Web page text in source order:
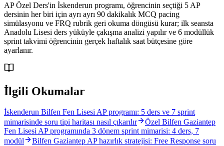
AP Özel Ders'in İskenderun programı, öğrencinin seçtiği 5 AP
dersinin her biri için ayrı ayrı 90 dakikalık MCQ pacing
simülasyonu ve FRQ rubrik geri okuma döngüsü kurar; ilk seansta
Anadolu Lisesi ders yüküyle çakışma analizi yapılır ve 6 modüllük
sprint takvimi öğrencinin gerçek haftalık saat bütçesine göre
ayarlanır.
İlgili Okumalar
İskenderun Bilfen Fen Lisesi AP programı: 5 ders ve 7 sprint
mimarisinde soru tipi haritası nasıl çıkarılır
Özel Bilfen Gaziantep
Fen Lisesi AP programında 3 dönem sprint mimarisi: 4 ders, 7
modül
Bilfen Gaziantep AP hazırlık stratejisi: Free Response soru